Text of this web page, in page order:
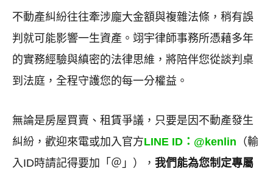
不動產糾紛往往牽涉龐大金額與複雜法條，稍有誤
判就可能影響一生資產。翊宇律師事務所憑藉多年
的實務經驗與縝密的法律思維，將陪伴您從談判桌
到法庭，全程守護您的每一分權益。
無論是房屋買賣、租賃爭議，只要是因不動產發生
糾紛，歡迎來電或加入官方LINE ID ： @kenlin （輸
入ID時請記得要加「＠」）， 我們能為您制定專屬